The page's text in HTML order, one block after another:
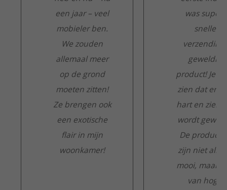
was super:
snelle
verzending,
geweldig
product! Je
zien dat er
hart en ziel
wordt
De
zijn niet
mooi, maar
van hoge
een jaar – veel
mobieler ben.
We zouden
allemaal meer
op de grond
moeten zitten!
Ze brengen ook
een exotische
flair in mijn
woonkamer!